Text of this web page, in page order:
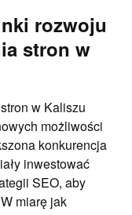
rozwoju
stron w
w Kaliszu
możliwości
konkurencja
inwestować
SEO, aby
miarę jak